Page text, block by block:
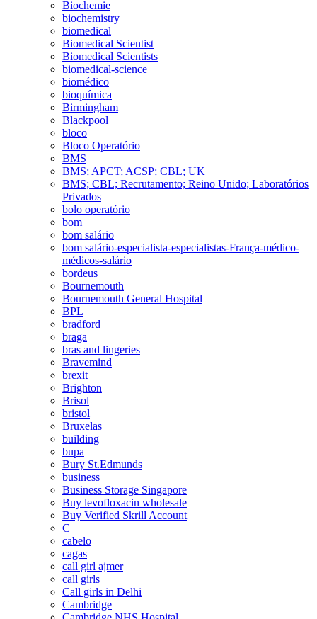
Biochemie
biochemistry
biomedical
Biomedical Scientist
Biomedical Scientists
biomedical-science
biomédico
bioquímica
Birmingham
Blackpool
bloco
Bloco Operatório
BMS
BMS; APCT; ACSP; CBL; UK
BMS; CBL; Recrutamento; Reino Unido; Laboratórios
Privados
bolo operatório
bom
bom salário
bom salário-especialista-especialistas-França-médico-
médicos-salário
bordeus
Bournemouth
Bournemouth General Hospital
BPL
bradford
braga
bras and lingeries
Bravemind
brexit
Brighton
Brisol
bristol
Bruxelas
building
bupa
Bury St.Edmunds
business
Business Storage Singapore
Buy levofloxacin wholesale
Buy Verified Skrill Account
C
cabelo
cagas
call girl ajmer
call girls
Call girls in Delhi
Cambridge